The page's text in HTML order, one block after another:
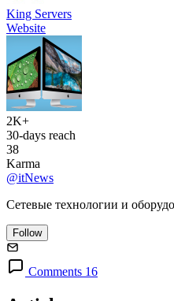
King Servers
Website
2K+
30-days reach
38
Karma
@itNews
Сетевые технологии и
Follow
Comments 16